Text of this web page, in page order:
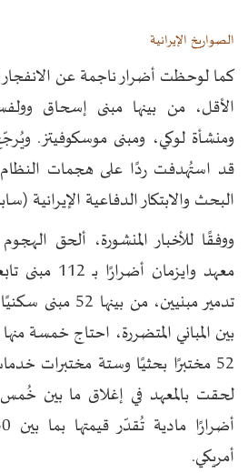
الصواريخ الإيرانية
كما لوحظت أضرار ناجمة عن
الأقل، من بينها مبنى إسحاق
ومنشأة لوكي، ومبنى موسكوفيتز.
قد استُهدفت ردًا على هجمات النظام
البحث والابتكار الدفاعية الإيرانية
ووفقًا للأخبار المنشورة، ألحق
معهد وايزمان
بين المباني المتضررة، احتاج خمسة
52 مختبرًا بحثيًا وستة مختبرات
لحقت بالمعهد في إغلاق ما بين
أمريكي.